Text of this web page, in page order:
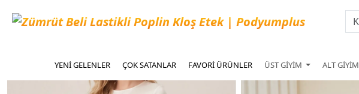
YENİ GELENLER ÇOK SATANLAR FAVORİ ÜRÜNLER ÜST GİYİM ALT GİYİM